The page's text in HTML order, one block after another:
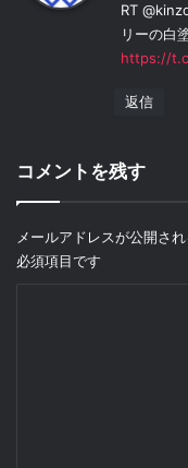
RT
リーの白
https://
返信
コメントを残す
メールアドレスが公開され
必須項目です